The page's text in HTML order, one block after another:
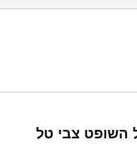
השופט צבי טל